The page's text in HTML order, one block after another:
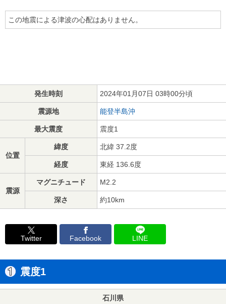
この地震による津波の心配はありません。
発生時刻 2024年01月07日 03時00分頃
震源地 能登半島沖
最大震度 震度1
位置
緯度 北緯 37.2度
経度 東経 136.6度
震源
マグニチュード M2.2
深さ 約10km
Twitter Facebook LINE
震度1
石川県